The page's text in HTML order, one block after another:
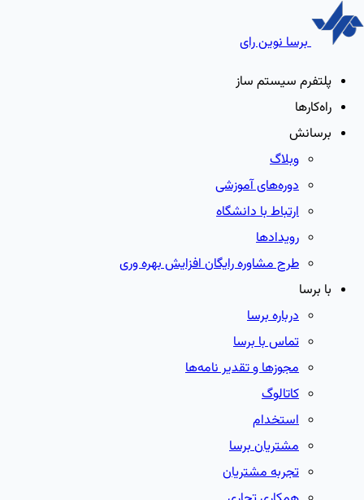
برسا نوین رای
پلتفرم سیستم ساز
راه‌کارها
برسانش
وبلاگ
دوره‌های آموزشی
ارتباط با دانشگاه
رویدادها
طرح مشاوره رایگان افزایش بهره وری
با برسا
درباره برسا
تماس با برسا
مجوزها و تقدیر نامه‌ها
کاتالوگ
استخدام
مشتریان برسا
تجربه مشتریان